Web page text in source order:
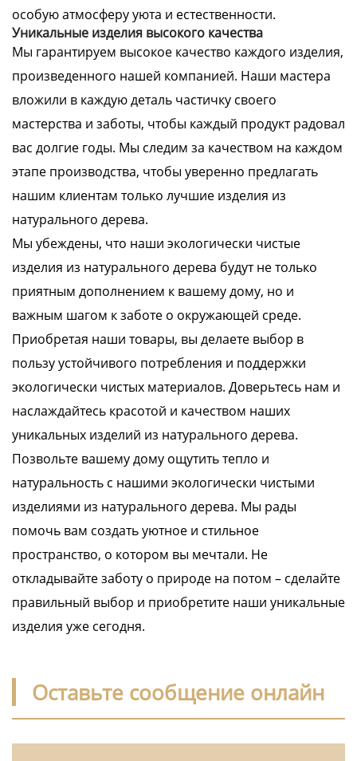
особую атмосферу уюта и естественности.
Уникальные изделия высокого качества
Мы гарантируем высокое качество каждого изделия,
произведенного нашей компанией. Наши мастера
вложили в каждую деталь частичку своего
мастерства и заботы, чтобы каждый продукт радовал
вас долгие годы. Мы следим за качеством на каждом
этапе производства, чтобы уверенно предлагать
нашим клиентам только лучшие изделия из
натурального дерева.
Мы убеждены, что наши экологически чистые
изделия из натурального дерева будут не только
приятным дополнением к вашему дому, но и
важным шагом к заботе о окружающей среде.
Приобретая наши товары, вы делаете выбор в
пользу устойчивого потребления и поддержки
экологически чистых материалов. Доверьтесь нам и
наслаждайтесь красотой и качеством наших
уникальных изделий из натурального дерева.
Позвольте вашему дому ощутить тепло и
натуральность с нашими экологически чистыми
изделиями из натурального дерева. Мы рады
помочь вам создать уютное и стильное
пространство, о котором вы мечтали. Не
откладывайте заботу о природе на потом – сделайте
правильный выбор и приобретите наши уникальные
изделия уже сегодня.
Оставьте сообщение онлайн